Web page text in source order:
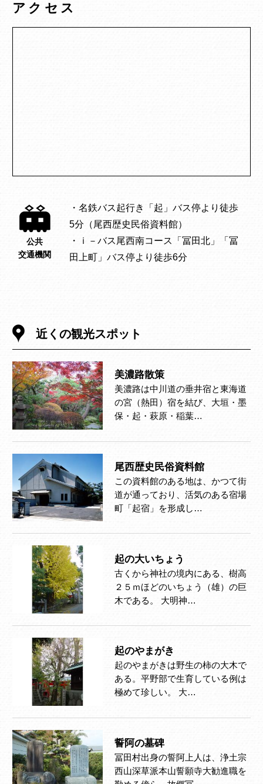
アクセス
公共
交通機関
・名鉄バス起行き「起」バス停より徒歩
5分（尾西歴史民俗資料館）
・ｉ－バス尾西南コース「冨田北」「冨
田上町」バス停より徒歩6分
近くの観光スポット
美濃路散策
美濃路は中川道の垂井宿と東海道
の宮（熱田）宿を結び、大垣・墨
保・起・萩原・稲葉…
尾西歴史民俗資料館
この資料館のある地は、かつて街
道が通っており、活気のある宿場
町「起宿」を形成し…
起の大いちょう
古くから神社の境内にある、樹高
２５ｍほどのいちょう（雄）の巨
木である。 大明神…
起のやまがき
起のやまがきは野生の柿の大木で
ある。平野部で生育している例は
極めて珍しい。 大…
誓阿の墓碑
冨田村出身の誓阿上人は、浄土宗
西山深草派本山誓願寺大勧進職を